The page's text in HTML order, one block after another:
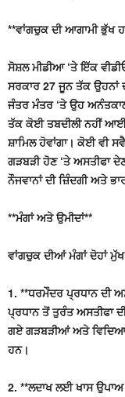
**ਵਾਂਗਚੁਕ ਦੀ ਆਗਾਮੀ ਭੁੱਖ
ਸੋਸ਼ਲ ਮੀਡੀਆ ‘ਤੇ ਇੱਕ
ਸਰਕਾਰ 27 ਜੂਨ ਤੱਕ ਉਹਨਾਂ
ਜੰਤਰ ਮੰਤਰ ‘ਤੇ ਉਹ
ਤੱਕ ਕੋਈ ਤਬਦੀਲੀ ਨਹੀਂ ਆਈ
ਸ਼ਾਮਿਲ ਹੋਵਾਂਗਾ। ਕੋਈ ਵੀ
ਗੜਬੜੀ ਹੋਣ ‘ਤੇ ਅਸਤੀਫਾ
ਨੌਜਵਾਨਾਂ ਦੀ ਜ਼ਿੰਦਗੀ ਅਤੇ
**ਮੰਗਾਂ ਅਤੇ ਉਮੀਦਾਂ**
ਵਾਂਗਚੁਕ ਦੀਆਂ ਮੰਗਾਂ ਦੋਹਾਂ
1. **ਧਰਮੇੰਦਰ ਪ੍ਰਧਾਨ ਦੀ
ਪ੍ਰਧਾਨ ਤੋਂ ਤੁਰੰਤ ਅਸਤੀਫਾ
ਗਏ ਗੜਬੜੀਆਂ ਅਤੇ
ਹਨ।
2. **ਲਦਾਖ ਲਈ ਖਾਸ